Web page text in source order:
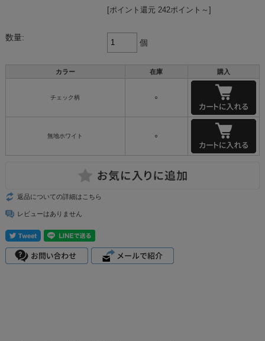
[ポイント還元 242ポイント～]
数量:
個
カラー 在庫 購入
チェック柄 ○
無地ホワイト ○
返品についての詳細はこちら
レビューはありません